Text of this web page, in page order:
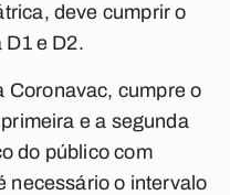
deve cumprir o
D1 e D2.
Coronavac, cumpre o
e a segunda
do público com
necessário o intervalo